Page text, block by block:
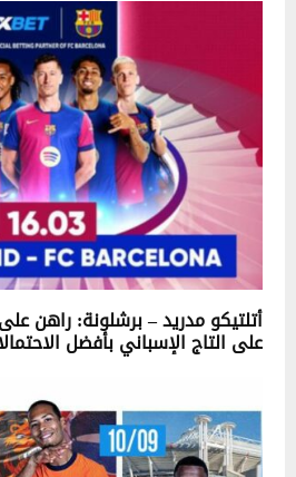
أتلتيكو مدريد – برشلونة: راهن
على التاج الإسباني بأفضل